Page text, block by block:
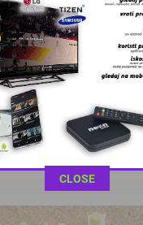
iz Kalesije (8.8.2026.)
This popup will close in:
CLOSE